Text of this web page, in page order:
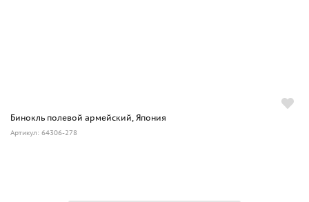
Бинокль полевой армейский, Япония
Артикул: 64306-278